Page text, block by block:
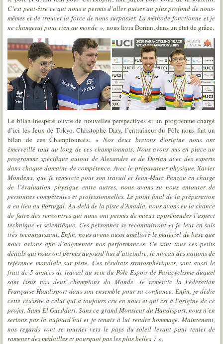
C’est peut-être ce qui nous a permis d’aller puiser au plus profond de nous-
mêmes et de trouver la force de nous surpasser. La méthode fonctionne et je
ne changerai pour rien au monde »,nous livra Dorian, dans un état de grâce.
Le bilan inespéré ouvre de nouvelles perspectives et un programme chargé
d’ici les Jeux de Tokyo. Christophe Dizy, l’entraîneur du Pôle nous fait un
bilan de ces Championnats. «Nos deux bretons d’origine nous ont
émerveillé tout au long de ces championnats. Nous avons mis en place un
programme spécifique autour de Alexandre et de Dorian avec des experts
dans chaque domaine de compétence. Avec le préparateur physique, Xavier
Mondenx, que je remercie pour son travail et Jean-Marc Panzou en charge
de l’évaluation physique entre autres, nous avons su nous entourer de
personnes compétentes et professionnelles. Le point final de la préparation
a eu lieu au Portugal. Au-delà de la piste d’Anadia, nous avons eu la chance
de faire des rencontres qui nous ont permis de mieux appréhender l’aspect
technique et scientifique. Ces personnes se reconnaitront et je leur en suis
très reconnaissant. Enfin, nous avons aussi amélioré le matériel de base que
nous avions afin d’augmenter nos performances. Ce sont tous ces petits
détails qui nous ont permis aujourd’hui d’atteindre, le niveau des nations de
référence mondiale sur piste. Ces résultats stratosphériques, sont aussi le
fruit de 5 années de travail au sein du Pôle Espoir de Paracyclisme duquel
sont issus nos deux champions du Monde. Je remercie la Fédération
Française Handisport dans son ensemble pour sa confiance. Enfin, je dédie
cette réussite à celui qui a toujours cru en nous et qui est à l’origine de ce
projet, Sami El Gueddari. Sans ce grand Monsieur du Handisport, nous n’en
serions pas là aujourd’hui et je tenais à lui rendre hommage.Maintenant,
nos regards vont se tourner vers le pays du soleil levant pour tenter de
ramener des médailles et pourquoi pas les plus belles ? ».